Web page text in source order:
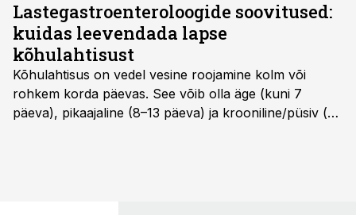
Lastegastroenteroloogide soovitused:
kuidas leevendada lapse
kõhulahtisust
Kõhulahtisus on vedel vesine roojamine kolm või
rohkem korda päevas. See võib olla äge (kuni 7
päeva), pikaajaline (8–13 päeva) ja krooniline/püsiv (>